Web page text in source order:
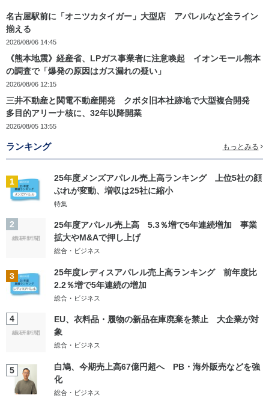
名古屋駅前に「オニツカタイガー」大型店 アパレルなど全ライン
揃える
2026/08/06 14:45
《熊本地震》経産省、LPガス事業者に注意喚起 イオンモール熊本
の調査で「爆発の原因はガス漏れの疑い」
2026/08/06 12:15
三井不動産と関電不動産開発 クボタ旧本社跡地で大型複合開発
多目的アリーナ核に、32年以降開業
2026/08/05 13:55
ランキング もっとみる
1
25年度メンズアパレル売上高ランキング 上位5社の顔
ぶれが変動、増収は25社に縮小
特集
2
25年度アパレル売上高 5.3％増で5年連続増加 事業
拡大やM&Aで押し上げ
総合・ビジネス
3
25年度レディスアパレル売上高ランキング 前年度比
2.2％増で5年連続の増加
総合・ビジネス
4
EU、衣料品・履物の新品在庫廃棄を禁止 大企業が対
象
総合・ビジネス
5
白鳩、今期売上高67億円超へ PB・海外販売などを強
化
総合・ビジネス